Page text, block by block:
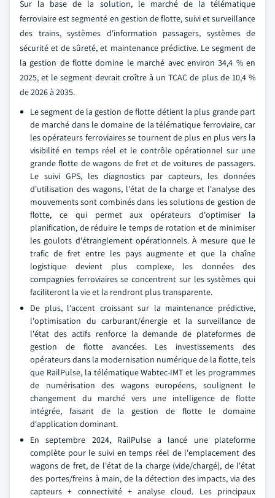
Sur la base de la solution, le marché de la télématique
ferroviaire est segmenté en gestion de flotte, suivi et surveillance
des trains, systèmes d'information passagers, systèmes de
sécurité et de sûreté, et maintenance prédictive. Le segment de
la gestion de flotte domine le marché avec environ 34,4 % en
2025, et le segment devrait croître à un TCAC de plus de 10,4 %
de 2026 à 2035.
Le segment de la gestion de flotte détient la plus grande part
de marché dans le domaine de la télématique ferroviaire, car
les opérateurs ferroviaires se tournent de plus en plus vers la
visibilité en temps réel et le contrôle opérationnel sur une
grande flotte de wagons de fret et de voitures de passagers.
Le suivi GPS, les diagnostics par capteurs, les données
d'utilisation des wagons, l'état de la charge et l'analyse des
mouvements sont combinés dans les solutions de gestion de
flotte, ce qui permet aux opérateurs d'optimiser la
planification, de réduire le temps de rotation et de minimiser
les goulots d'étranglement opérationnels. À mesure que le
trafic de fret entre les pays augmente et que la chaîne
logistique devient plus complexe, les données des
compagnies ferroviaires se concentrent sur les systèmes qui
faciliteront la vie et la rendront plus transparente.
De plus, l'accent croissant sur la maintenance prédictive,
l'optimisation du carburant/énergie et la surveillance de
l'état des actifs renforce la demande de plateformes de
gestion de flotte avancées. Les investissements des
opérateurs dans la modernisation numérique de la flotte, tels
que RailPulse, la télématique Wabtec-IMT et les programmes
de numérisation des wagons européens, soulignent le
changement du marché vers une intelligence de flotte
intégrée, faisant de la gestion de flotte le domaine
d'application dominant.
En septembre 2024, RailPulse a lancé une plateforme
complète pour le suivi en temps réel de l'emplacement des
wagons de fret, de l'état de la charge (vide/chargé), de l'état
des portes/freins à main, de la détection des impacts, via des
capteurs + connectivité + analyse cloud. Les principaux